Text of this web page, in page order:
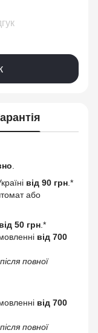
від 90 грн.*
або
від 50 грн .*
від 700
повної
від 700
повної